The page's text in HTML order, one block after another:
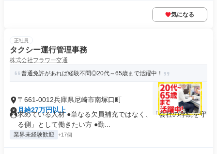
気になる
正社員
タクシー運行管理事務
株式会社フラワー交通
普通免許があれば経験不問◎20代～65歳まで活躍中！
〒661-0012兵庫県尼崎市南塚口町
月給27万円以上
求めている人材 ●単なる欠員補充ではなく、「会社の存続を守
る側」として働きたい方 ●勤...
業界未経験歓迎 +17個